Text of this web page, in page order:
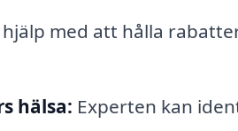
hjälp med att hålla
hälsa: Experten kan